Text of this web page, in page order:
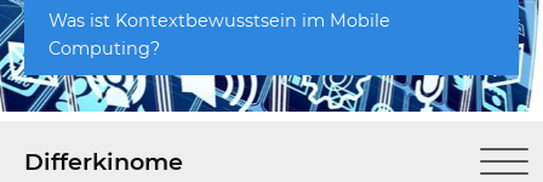
Was ist Kontextbewusstsein im Mobile
Computing?
Differkinome